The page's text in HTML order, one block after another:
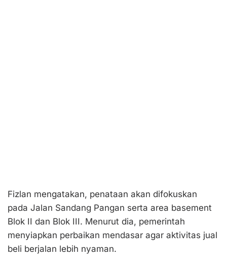
Fizlan mengatakan, penataan akan difokuskan
pada Jalan Sandang Pangan serta area basement
Blok II dan Blok III. Menurut dia, pemerintah
menyiapkan perbaikan mendasar agar aktivitas jual
beli berjalan lebih nyaman.